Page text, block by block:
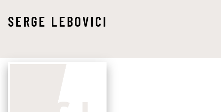
SERGE LEBOVICI